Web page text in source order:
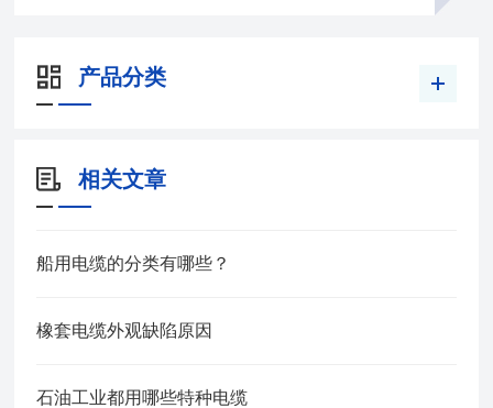
产品分类
相关文章
船用电缆的分类有哪些？
橡套电缆外观缺陷原因
石油工业都用哪些特种电缆